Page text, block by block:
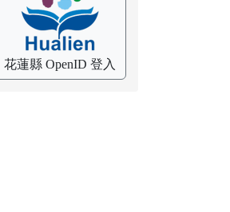
花蓮縣 OpenID 登入